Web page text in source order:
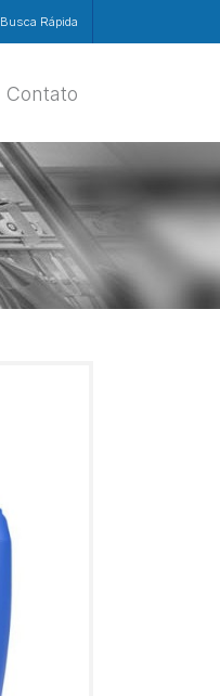
Busca Rápida
Contato